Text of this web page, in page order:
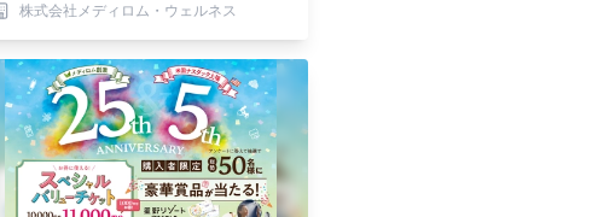
株式会社メディロム・ウェルネス